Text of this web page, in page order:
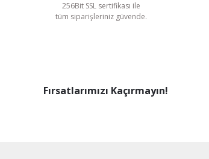
256Bit SSL sertifikası ile
tüm siparişleriniz güvende.
Fırsatlarımızı Kaçırmayın!